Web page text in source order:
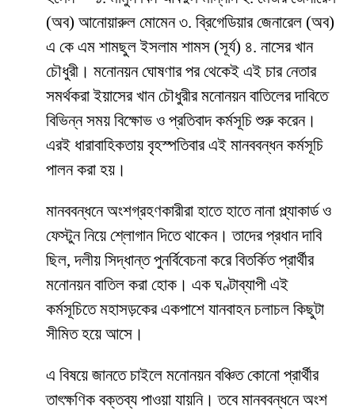
(অব) আনোয়ারুল মোমেন ৩. ব্রিগেডিয়ার জেনারেল (অব)
এ কে এম শামছুল ইসলাম শামস (সূর্য) ৪. নাসের খান
চৌধুরী। মনোনয়ন ঘোষণার পর থেকেই এই চার নেতার
সমর্থকরা ইয়াসের খান চৌধুরীর মনোনয়ন বাতিলের দাবিতে
বিভিন্ন সময় বিক্ষোভ ও প্রতিবাদ কর্মসূচি শুরু করেন।
এরই ধারাবাহিকতায় বৃহস্পতিবার এই মানববন্ধন কর্মসূচি
পালন করা হয়।
মানববন্ধনে অংশগ্রহণকারীরা হাতে হাতে নানা প্ল্যাকার্ড ও
ফেস্টুন নিয়ে শ্লোগান দিতে থাকেন। তাদের প্রধান দাবি
ছিল, দলীয় সিদ্ধান্ত পুনর্বিবেচনা করে বিতর্কিত প্রার্থীর
মনোনয়ন বাতিল করা হোক। এক ঘণ্টাব্যাপী এই
কর্মসূচিতে মহাসড়কের একপাশে যানবাহন চলাচল কিছুটা
সীমিত হয়ে আসে।
এ বিষয়ে জানতে চাইলে মনোনয়ন বঞ্চিত কোনো প্রার্থীর
তাৎক্ষণিক বক্তব্য পাওয়া যায়নি। তবে মানববন্ধনে অংশ